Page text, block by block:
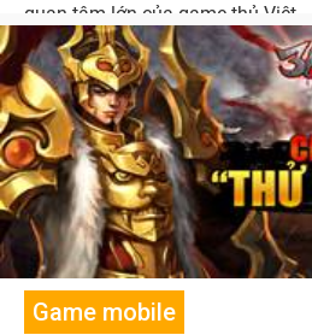
quan tâm lớn của game thủ Việt.
Game mobile